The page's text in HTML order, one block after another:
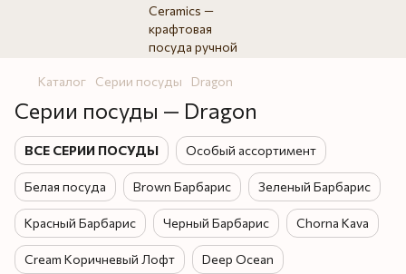
Каталог Серии посуды Dragon
Серии посуды — Dragon
ВСЕ СЕРИИ ПОСУДЫ Особый ассортимент
Белая посуда Brown Барбарис Зеленый Барбарис
Красный Барбарис Черный Барбарис Chorna Kava
Cream Коричневый Лофт Deep Ocean